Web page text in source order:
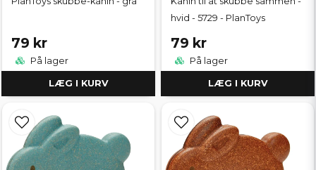
79 kr
På lager
LÆG I KURV
hvid - 5729 - PlanToys
79 kr
På lager
LÆG I KURV